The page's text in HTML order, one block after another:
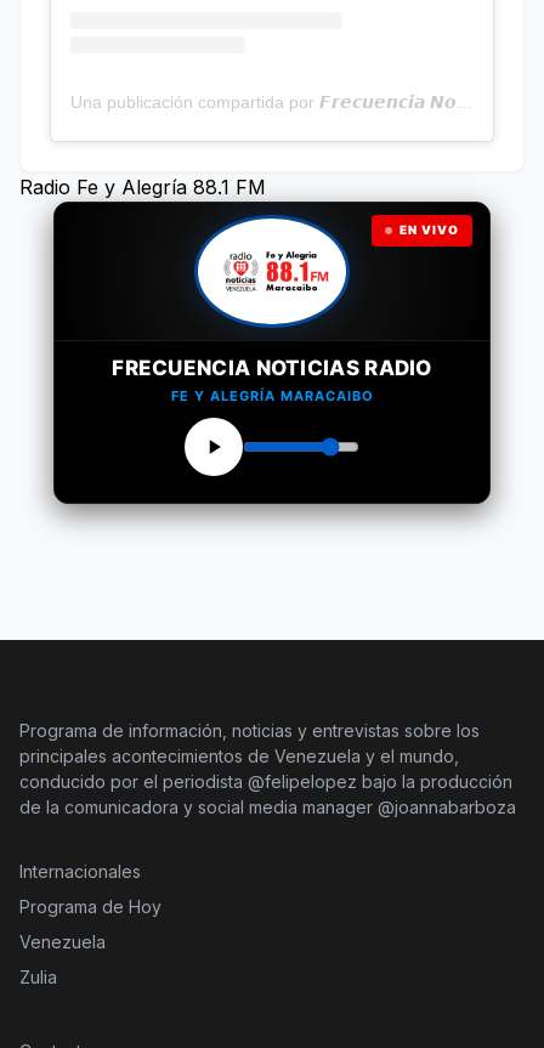
Radio Fe y Alegría 88.1 FM
EN VIVO
FRECUENCIA NOTICIAS RADIO
FE Y ALEGRÍA MARACAIBO
Programa de información, noticias y entrevistas sobre los
principales acontecimientos de Venezuela y el mundo,
conducido por el periodista @felipelopez bajo la producción
de la comunicadora y social media manager @joannabarboza
Internacionales
Programa de Hoy
Venezuela
Zulia